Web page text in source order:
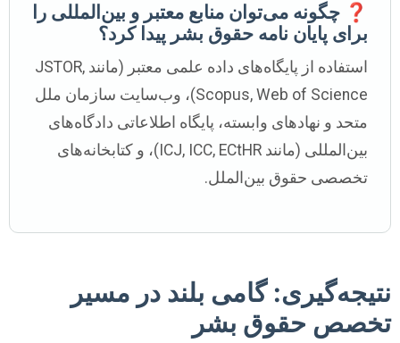
❓ چگونه می‌توان منابع معتبر و بین‌المللی را
برای پایان نامه حقوق بشر پیدا کرد؟
استفاده از پایگاه‌های داده علمی معتبر (مانند JSTOR,
Scopus, Web of Science)، وب‌سایت سازمان ملل
متحد و نهادهای وابسته، پایگاه اطلاعاتی دادگاه‌های
بین‌المللی (مانند ICJ, ICC, ECtHR)، و کتابخانه‌های
تخصصی حقوق بین‌الملل.
نتیجه‌گیری: گامی بلند در مسیر
تخصص حقوق بشر